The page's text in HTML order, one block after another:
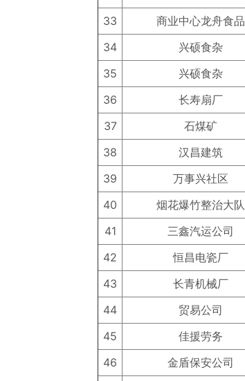
33
商业中心龙舟食品
34
兴硕食杂
35
兴硕食杂
36
长寿扇厂
37
石煤矿
38
汉昌建筑
39
万事兴社区
40
烟花爆竹整治大队
41
三鑫汽运公司
42
恒昌电瓷厂
43
长青机械厂
44
贸易公司
45
佳援劳务
46
金盾保安公司